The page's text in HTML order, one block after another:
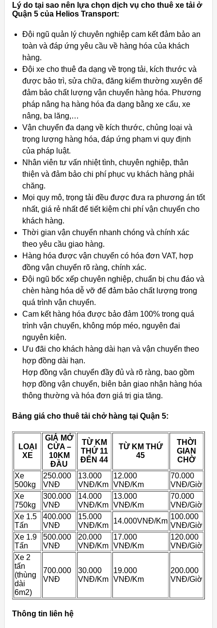
Lý do tại sao nên lựa chọn dịch vụ cho thuê xe tải ở
Quận 5 của Helios Transport:
Đội ngũ quản lý chuyên nghiệp cam kết đảm bảo an
toàn và đáp ứng yêu cầu về hàng hóa của khách
hàng.
Đội xe cho thuê đa dạng về trọng tải, kích thước và
được bảo trì, sửa chữa, đăng kiểm thường xuyên để
đảm bảo chất lượng vận chuyển hàng hóa. Phương
pháp nâng hạ hàng hóa đa dạng bằng xe cẩu, xe
nâng, ba lăng,…
Vận chuyển đa dạng về kích thước, chủng loại và
trọng lượng hàng hóa, đáp ứng phạm vi quy định
của pháp luật.
Nhân viên tư vấn nhiệt tình, chuyên nghiệp, thân
thiện và đảm bảo chi phí phục vụ khách hàng phải
chăng.
Mọi quy mô, trọng tải đều được đưa ra phương án tốt
nhất, giá rẻ nhất để tiết kiệm chi phí vận chuyển cho
khách hàng.
Thời gian vận chuyển nhanh chóng và chính xác
theo yêu cầu giao hàng.
Hàng hóa được vận chuyển có hóa đơn VAT, hợp
đồng vận chuyển rõ ràng, chính xác.
Đội ngũ bốc xếp chuyên nghiệp, chuẩn bị chu đáo và
chèn hàng hóa dễ vỡ để đảm bảo chất lượng trong
quá trình vận chuyển.
Cam kết hàng hóa được bảo đảm 100% trong quá
trình vận chuyển, không móp méo, nguyên đai
nguyên kiện.
Ưu đãi cho khách hàng dài hạn và vận chuyển theo
hợp đồng dài hạn.
Hợp đồng vận chuyển đầy đủ và rõ ràng, bao gồm
hợp đồng vận chuyển, biên bản giao nhận hàng hóa
thông thường và hóa đơn giá trị gia tăng.
Bảng giá cho thuê tải chở hàng tại Quận 5:
LOẠI
XE
GIÁ MỞ
CỬA –
10KM
ĐẦU
TỪ KM
THỨ 11
ĐẾN 44
TỪ KM THỨ
45
THỜI
GIAN
CHỜ
Xe
500kg
250.000
VNĐ
13.000
VNĐ/Km
12.000
VNĐ/Km
70.000
VNĐ/Giờ
Xe
750kg
300.000
VNĐ
14.000
VNĐ/Km
13.000
VNĐ/Km
70.000
VNĐ/Giờ
Xe 1.5
Tấn
400.000
VNĐ
15.000
VNĐ/Km
14.000VNĐ/Km
100.000
VNĐ/Giờ
Xe 1.9
Tấn
500.000
VNĐ
20.000
VNĐ/Km
17.000
VNĐ/Km
120.000
VNĐ/Giờ
Xe 2
tấn
(thùng
dài
6m2)
700.000
VNĐ
30.000
VNĐ/Km
19.000
VNĐ/Km
200.000
VNĐ/Giờ
Thông tin liên hệ